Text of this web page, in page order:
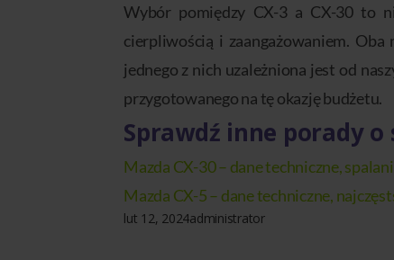
Wybór pomiędzy CX-3 a CX-30 to
cierpliwością i zaangażowaniem. Oba
jednego z nich uzależniona jest od
przygotowanego na tę okazję budżetu.
Sprawdź inne porady
Mazda CX-30 – dane techniczne,
Mazda CX-5 – dane techniczne,
lut 12, 2024administrator